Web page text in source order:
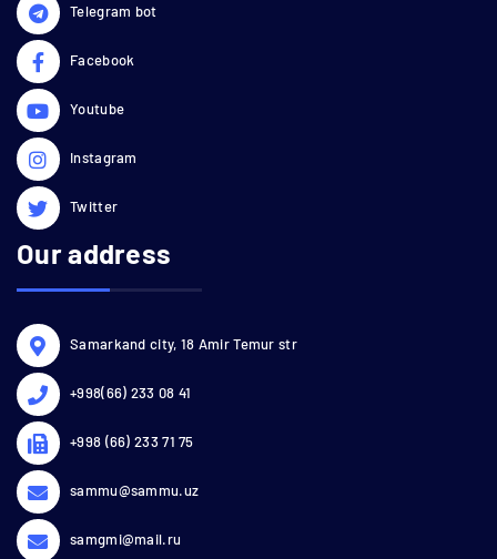
Telegram bot
Facebook
Youtube
Instagram
Twitter
Our address
Samarkand city, 18 Amir Temur str
+998(66) 233 08 41
+998 (66) 233 71 75
sammu@sammu.uz
samgmi@mail.ru